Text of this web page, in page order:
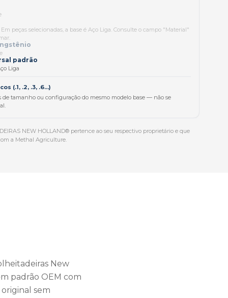
peças selecionadas, a base é Aço Liga. Consulte o campo "Material"
padrão
Liga
(.1, .2, .3, .6...)
de tamanho ou configuração do mesmo modelo base — não se
NEW HOLLAND® pertence ao seu respectivo proprietário e que
a Methal Agriculture.
New
padrão OEM com
sem